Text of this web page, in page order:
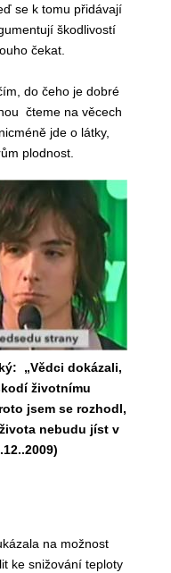
se k tomu přidávají
škodlivostí
čekat.
do čeho je dobré
čteme na věcech
jde o látky,
plodnost.
„Vědci dokázali,
životnímu
jsem se rozhodl,
nebudu jíst v
na možnost
ke snižování teploty